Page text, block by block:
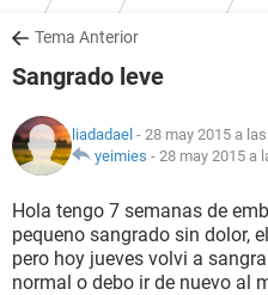
SALUD
FAMILIA
NUTRICIÓN
BIENESTAR
SEXUALIDAD
Tema Anterior
Sangrado leve
liadadael - 28 may 2015 a
yeimies - 28 may 2015 a
Hola tengo 7 semanas de
pequeno sangrado sin dolor,
pero hoy jueves volvi a
normal o debo ir de nuevo al